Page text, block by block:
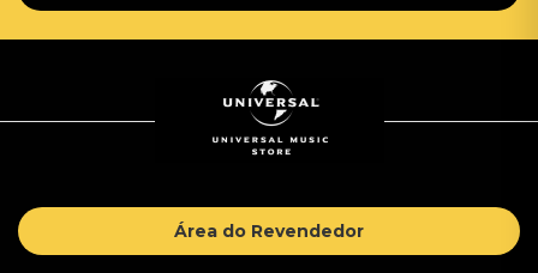
Área do Revendedor